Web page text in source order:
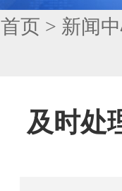
首页 > 新闻
及时处